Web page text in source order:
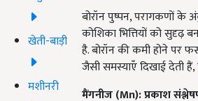
खेती-बाड़ी
मशीनरी
बोरॉन पुष्पन, परागकणों
कोशिका भित्तियों को सुदृढ़
है. बोरॉन की कमी होने पर
जैसी समस्याएँ दिखाई देती हैं,
मैंगनीज (Mn):प्रकाश